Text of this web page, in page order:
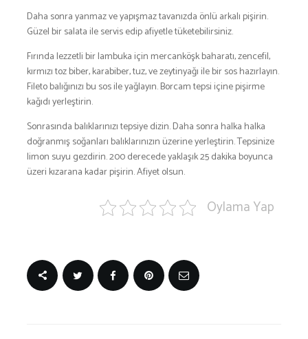
Daha sonra yanmaz ve yapışmaz tavanızda önlü arkalı pişirin.
Güzel bir salata ile servis edip afiyetle tüketebilirsiniz.
Fırında lezzetli bir lambuka için mercanköşk baharatı, zencefil,
kırmızı toz biber, karabiber, tuz, ve zeytinyağı ile bir sos hazırlayın.
Fileto balığınızı bu sos ile yağlayın. Borcam tepsi içine pişirme
kağıdı yerleştirin.
Sonrasında balıklarınızı tepsiye dizin. Daha sonra halka halka
doğranmış soğanları balıklarınızın üzerine yerleştirin. Tepsinize
limon suyu gezdirin. 200 derecede yaklaşık 25 dakika boyunca
üzeri kızarana kadar pişirin. Afiyet olsun.
Oylama Yap